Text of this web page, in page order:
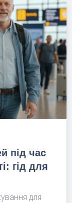
під час
гід для
для